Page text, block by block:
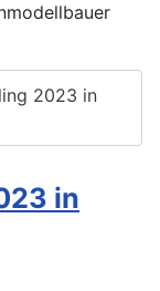
2023 in
in